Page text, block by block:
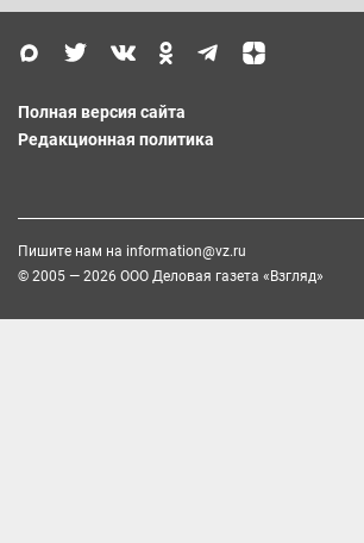
Полная версия сайта
Редакционная политика
Пишите нам на information@vz.ru
© 2005 — 2026 ООО Деловая газета «Взгляд»